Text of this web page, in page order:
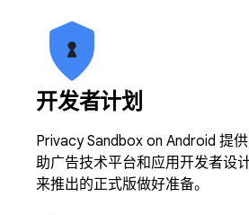
开发者计划
Privacy Sandbox on Android 提
助广告技术平台和应用开发者设
来推出的正式版做好准备。